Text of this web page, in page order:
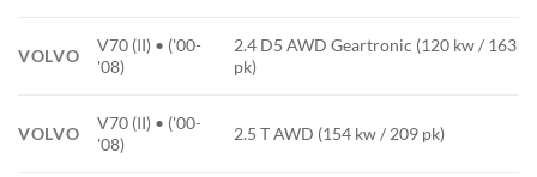
VOLVO
V70 (II) • ('00-
'08)
2.4 D5 AWD Geartronic (120 kw / 163
pk)
VOLVO
V70 (II) • ('00-
'08)
2.5 T AWD (154 kw / 209 pk)